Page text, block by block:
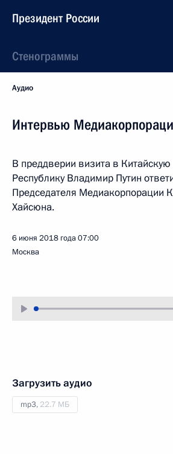
Президент России
Стенограммы
Аудио
Интервью
В преддверии визита в
Республику Владимир Путин
Председателя Медиакорпорации
Хайсюна.
6 июня 2018 года07:00
Москва
Загрузить аудио
mp3, 22.7 МБ